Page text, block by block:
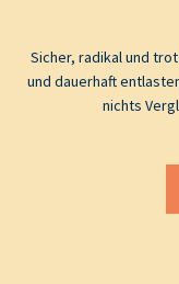
Sicher, radikal und
und dauerhaft
nichts